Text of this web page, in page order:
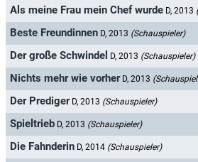
Als meine Frau mein Chef wurde D, 2013
Beste Freundinnen D, 2013 (Schauspieler)
Der große Schwindel D, 2013 (Schauspieler)
Nichts mehr wie vorher D, 2013
Der Prediger D, 2013 (Schauspieler)
Spieltrieb D, 2013 (Schauspieler)
Die Fahnderin D, 2014 (Schauspieler)